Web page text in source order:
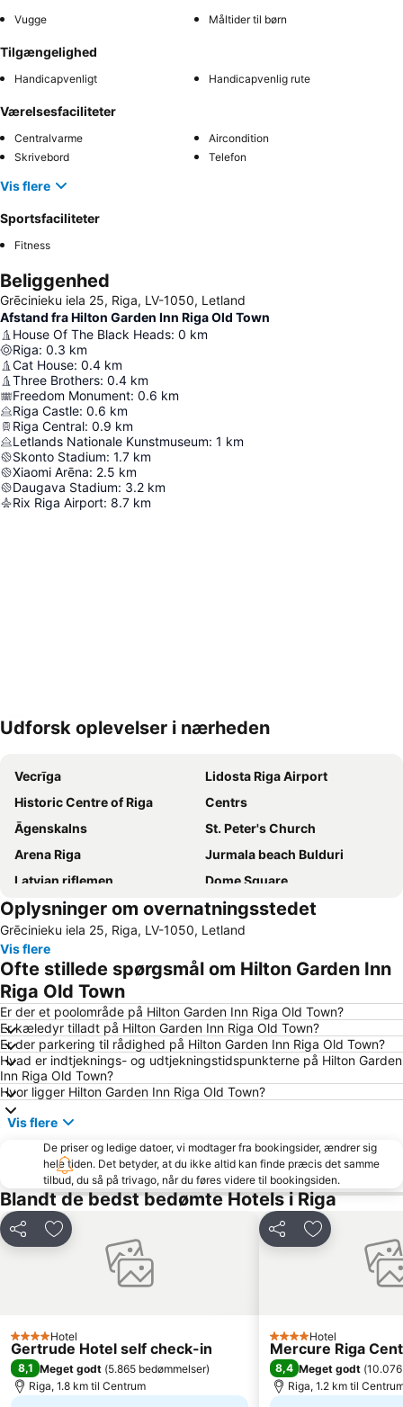
Vugge Måltider til børn
Tilgængelighed
Handicapvenligt Handicapvenlig rute
Værelsesfaciliteter
Centralvarme
Aircondition
Skrivebord
Telefon
Vis flere
Sportsfaciliteter
Fitness
Beliggenhed
Grēcinieku iela 25, Riga, LV-1050, Letland
Afstand fra Hilton Garden Inn Riga Old Town
House Of The Black Heads: 0 km
Riga: 0.3 km
Cat House: 0.4 km
Three Brothers: 0.4 km
Freedom Monument: 0.6 km
Riga Castle: 0.6 km
Riga Central: 0.9 km
Letlands Nationale Kunstmuseum: 1 km
Skonto Stadium: 1.7 km
Xiaomi Arēna: 2.5 km
Daugava Stadium: 3.2 km
Rix Riga Airport: 8.7 km
Udvid kort
Udforsk oplevelser i nærheden
Vecrīga
Lidosta Riga Airport
Historic Centre of Riga
Centrs
Āgenskalns
St. Peter's Church
Arena Riga
Jurmala beach Bulduri
Latvian riflemen
Dome Square
Rīgas pasažieru termināls
Jurmala beach Majori
Kurzemes rajons
Mūkupurvs
Vecāķi
Oplysninger om overnatningsstedet
Grēcinieku iela 25, Riga, LV-1050, Letland
Vis flere
Ofte stillede spørgsmål om Hilton Garden Inn
Riga Old Town
Er der et poolområde på Hilton Garden Inn Riga Old Town?
Er kæledyr tilladt på Hilton Garden Inn Riga Old Town?
Er der parkering til rådighed på Hilton Garden Inn Riga Old Town?
Hvad er indtjeknings- og udtjekningstidspunkterne på Hilton Garden
Inn Riga Old Town?
Hvor ligger Hilton Garden Inn Riga Old Town?
Vis flere
De priser og ledige datoer, vi modtager fra bookingsider, ændrer sig
hele tiden. Det betyder, at du ikke altid kan finde præcis det samme
tilbud, du så på trivago, når du føres videre til bookingsiden.
Blandt de bedst bedømte Hotels i Riga
Del Føj til favoritter
4 Stjerner
Hotel
Gertrude Hotel self check-in
8,1 Meget godt (5.865 bedømmelser)
Riga, 1.8 km til Centrum
Del Føj til
4 Stjerner
Hotel
Mercure Riga
8,4 Meget godt (
Riga, 1.2 km til